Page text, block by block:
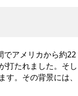
でアメリカから約22
打たれました。そし
。その背景には、